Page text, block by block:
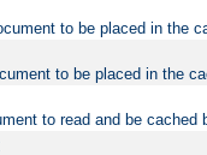
to be placed in the
to be placed in the
to read and be cached